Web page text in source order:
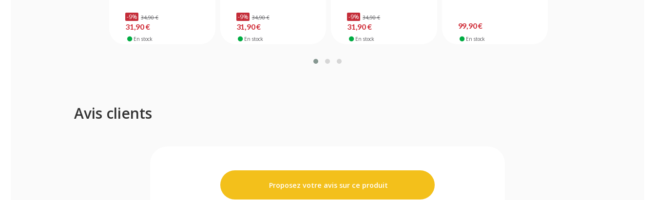
-9% 34,90 €
31,90 €
En stock
-9% 34,90 €
31,90 €
En stock
-9% 34,90 €
31,90 €
En stock
99,90 €
En stock
Avis clients
Proposez votre avis sur ce produit